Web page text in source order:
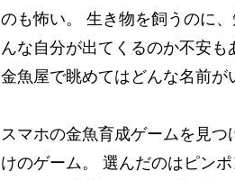
のも怖い。 生き物を飼うのに
んな自分が出てくるのか不安
金魚屋で眺めてはどんな名前が
スマホの金魚育成ゲームを見
けのゲーム。 選んだのはピン